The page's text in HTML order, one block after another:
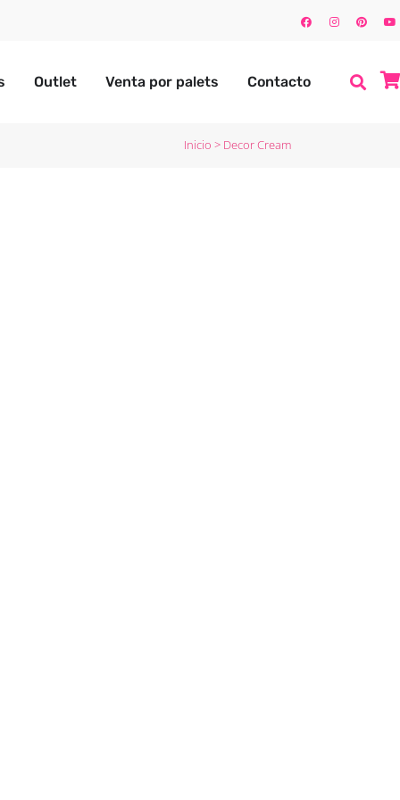
Outlet Venta por palets Contacto
Inicio > Decor Cream